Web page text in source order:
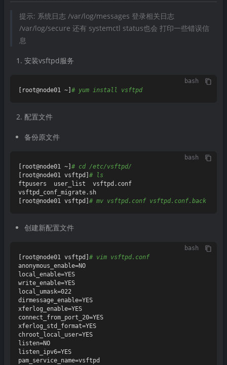
提示: 系统日志 /var/log/messages 登录相关日志
/var/log/secure 还有 systemctl status也会 打印一些错误信
息
安装vsftpd服务
bash
[root@node01 ~] # yum install vsftpd
配置文件
备份原文件
bash
[root@node01 ~] # cd /etc/vsftpd/
[root@node01 vsftpd] # ls
ftpusers  user_list  vsftpd.conf
vsftpd_conf_migrate.sh
[root@node01 vsftpd] # mv vsftpd.conf vsftpd.conf.back
创建新配置文件
bash
[root@node01 vsftpd] # vim vsftpd.conf
anonymous_enable=NO
local_enable=YES
write_enable=YES
local_umask=022
dirmessage_enable=YES
xferlog_enable=YES
connect_from_port_20=YES
xferlog_std_format=YES
chroot_local_user=YES
listen=NO
listen_ipv6=YES
pam_service_name=vsftpd